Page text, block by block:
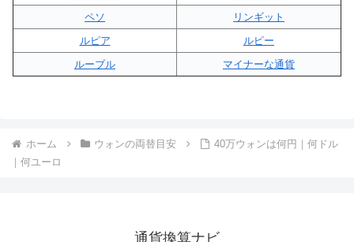
ペソ
リンギット
ルピア
ルピー
ルーブル
マイナーな通貨
ホーム ウォンの両替目安
40万ウォンは何円｜何ドル
｜何ユーロ
通貨換算ナビ